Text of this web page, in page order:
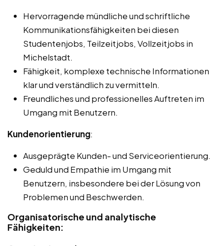
Hervorragende mündliche und schriftliche
Kommunikationsfähigkeiten bei diesen
Studentenjobs, Teilzeitjobs, Vollzeitjobs in
Michelstadt.
Fähigkeit, komplexe technische Informationen
klar und verständlich zu vermitteln.
Freundliches und professionelles Auftreten im
Umgang mit Benutzern.
Kundenorientierung:
Ausgeprägte Kunden- und Serviceorientierung.
Geduld und Empathie im Umgang mit
Benutzern, insbesondere bei der Lösung von
Problemen und Beschwerden.
Organisatorische und analytische
Fähigkeiten: